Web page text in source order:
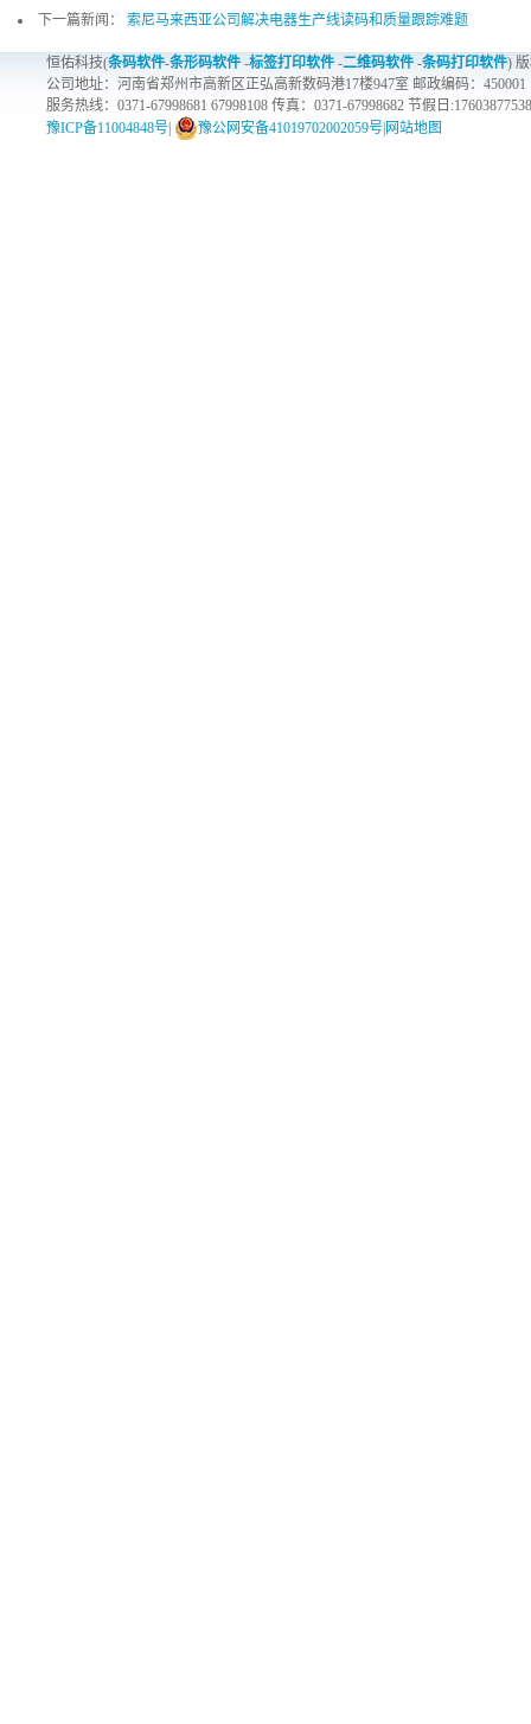
下一篇新闻： 索尼马来西亚公司解决电器生产线读码和质量跟踪难题
恒佑科技(条码软件-条形码软件 -标签打印软件 -二维码软件 -条码打印软件)
公司地址：河南省郑州市高新区正弘高新数码港17楼947室 邮政编码：450001
服务热线：0371-67998681 67998108 传真：0371-67998682 节假日:17603877538
豫ICP备11004848号
豫公网安备41019702002059号 网站地图